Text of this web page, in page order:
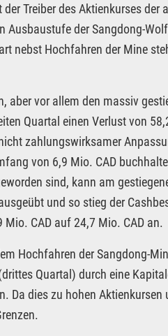
Treiber des Aktienkurses der
der Sangdong-
nebst Hochfahren der Mine
aber vor allem den massiv
Quartal einen Verlust von
zahlungswirksamer
von 6,9 Mio. CAD
sind, kann am
und so stieg der
CAD auf 24,7 Mio. CAD an.
Hochfahren der Sangdong-
Quartal) durch eine
Da dies zu hohen